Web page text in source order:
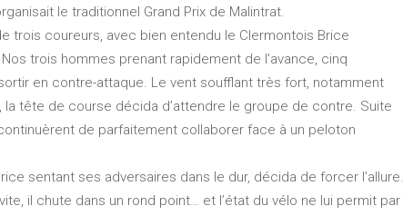
le traditionnel Grand Prix de Malintrat.
trois coureurs, avec bien entendu le Clermontois Brice
trois hommes prenant rapidement de l’avance, cinq
en contre-attaque. Le vent soufflant très fort, notamment
la tête de course décida d’attendre le groupe de contre. Suite
de parfaitement collaborer face à un peloton
sentant ses adversaires dans le dur, décida de forcer l’allure.
il chute dans un rond point… et l’état du vélo ne lui permit par